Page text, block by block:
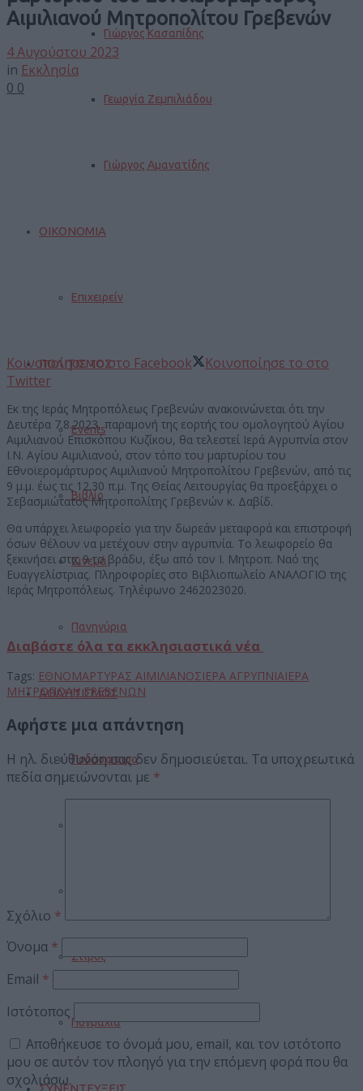
Γιώργος Κασαπίδης
Γεωργία Ζεμπιλιάδου
Γιώργος Αμανατίδης
ΟΙΚΟΝΟΜΙΑ
Επιχειρείν
ΠΟΛΙΤΙΣΜΟΣ
Events
Βιβλίο
Σινεμά
Πανηγύρια
ΑΘΛΗΤΙΣΜΟΣ
Ποδόσφαιρο
Στίβος
Πυγμαχία
ΣΥΝΕΝΤΕΥΞΕΙΣ
Αιμιλιανού Μητροπολίτου Γρεβενών
4 Αυγούστου 2023
in Εκκλησία
0 0
Κοινοποίησε το στο Facebook
Κοινοποίησε το στο
Twitter
Εκ της Ιεράς Μητροπόλεως Γρεβενών ανακοινώνεται ότι την
Δευτέρα 7.8.2023, παραμονή της εορτής του ομολογητού Αγίου
Αιμιλιανού Επισκόπου Κυζίκου, θα τελεστεί Ιερά Αγρυπνία στον
Ι.Ν. Αγίου Αιμιλιανού, στον τόπο του μαρτυρίου του
Εθνοϊερομάρτυρος Αιμιλιανού Μητροπολίτου Γρεβενών, από τις
9 μ.μ. έως τις 12.30 π.μ. Της Θείας Λειτουργίας θα προεξάρχει ο
Σεβασμιώτατος Μητροπολίτης Γρεβενών κ. Δαβίδ.
Θα υπάρχει λεωφορείο για την δωρεάν μεταφορά και επιστροφή
όσων θέλουν να μετέχουν στην αγρυπνία. Το λεωφορείο θα
ξεκινήσει στις 9 το βράδυ, έξω από τον Ι. Μητροπ. Ναό της
Ευαγγελίστριας. Πληροφορίες στο Βιβλιοπωλείο ΑΝΑΛΟΓΙΟ της
Ιεράς Μητροπόλεως. Τηλέφωνο 2462023020.
Διαβάστε όλα τα εκκλησιαστικά νέα
Tags: ΕΘΝΟΜΑΡΤΥΡΑΣ ΑΙΜΙΛΙΑΝΟΣΙΕΡΑ ΑΓΡΥΠΝΙΑΙΕΡΑ
ΜΗΤΡΟΠΟΛΗ ΓΡΕΒΕΝΩΝ
Αφήστε μια απάντηση
Η ηλ. διεύθυνση σας δεν δημοσιεύεται. Τα υποχρεωτικά
πεδία σημειώνονται με *
Σχόλιο *
Όνομα *
Email *
Ιστότοπος
Αποθήκευσε το όνομά μου, email, και τον ιστότοπο
μου σε αυτόν τον πλοηγό για την επόμενη φορά που θα
σχολιάσω.